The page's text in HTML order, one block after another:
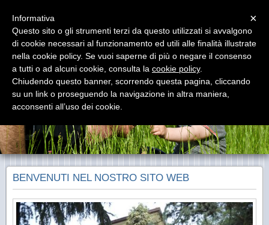
Bed and Breakfast Daniela
Camere con prima Colazione via Belvedere 1 - 35010 Cadoneghe PD -
mail: info@bedpadova.com
BENVENUTI NEL NOSTRO SITO WEB
×
Informativa
Questo sito o gli strumenti terzi da questo utilizzati si avvalgono
di cookie necessari al funzionamento ed utili alle finalità illustrate
nella cookie policy. Se vuoi saperne di più o negare il consenso
a tutti o ad alcuni cookie, consulta la cookie policy.
Chiudendo questo banner, scorrendo questa pagina, cliccando
su un link o proseguendo la navigazione in altra maniera,
acconsenti all’uso dei cookie.